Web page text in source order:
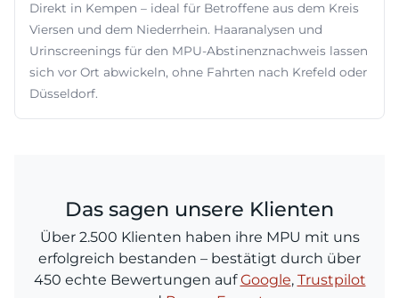
Direkt in Kempen – ideal für Betroffene aus dem Kreis
Viersen und dem Niederrhein. Haaranalysen und
Urinscreenings für den MPU-Abstinenznachweis lassen
sich vor Ort abwickeln, ohne Fahrten nach Krefeld oder
Düsseldorf.
Das sagen unsere Klienten
Über 2.500 Klienten haben ihre MPU mit uns
erfolgreich bestanden – bestätigt durch über
450 echte Bewertungen aufGoogle, Trustpilot